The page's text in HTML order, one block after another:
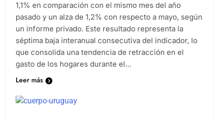
1,1% en comparación con el mismo mes del año
pasado y un alza de 1,2% con respecto a mayo, según
un informe privado. Este resultado representa la
séptima baja interanual consecutiva del indicador, lo
que consolida una tendencia de retracción en el
gasto de los hogares durante el…
Leer más